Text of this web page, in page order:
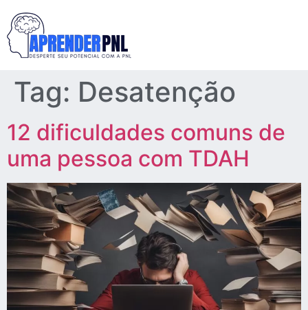
Tag: Desatenção
12 dificuldades comuns de
uma pessoa com TDAH